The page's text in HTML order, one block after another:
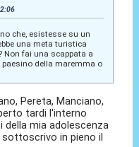
che, esistesse su un
una meta turistica
Non fai una scappata a
della maremma o
Pereta, Manciano,
tardi l'interno
mia adolescenza
in pieno il